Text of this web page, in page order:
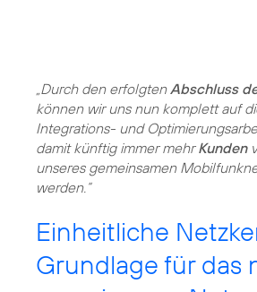
„Durch den erfolgtenAbschluss
können wir uns nun komplett auf
Integrations- und
damit künftig immer mehrKunden
unseres gemeinsamen
werden.“
Einheitliche
Grundlage für das